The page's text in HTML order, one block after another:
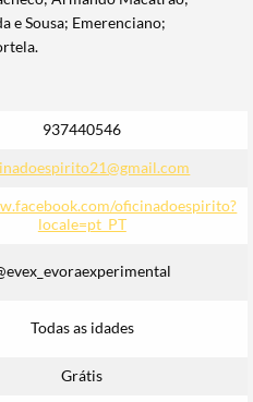
e Sousa; Emerenciano;
937440546
oficinadoespirito?
locale=pt_PT
Todas as idades
Grátis